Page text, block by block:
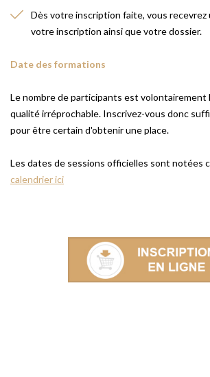
Dès votre inscription faite, vous
votre inscription ainsi que votre dossier.
Date des formations
Le nombre de participants est volontairement
qualité irréprochable. Inscrivez-vous donc
pour être certain d'obtenir une place.
Les dates de sessions officielles sont notées
calendrier ici